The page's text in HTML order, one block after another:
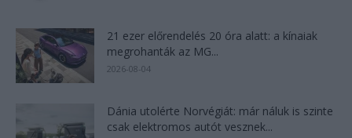
21 ezer előrendelés 20 óra alatt: a kínaiak
megrohanták az MG...
2026-08-04
Dánia utolérte Norvégiát: már náluk is szinte
csak elektromos autót vesznek...